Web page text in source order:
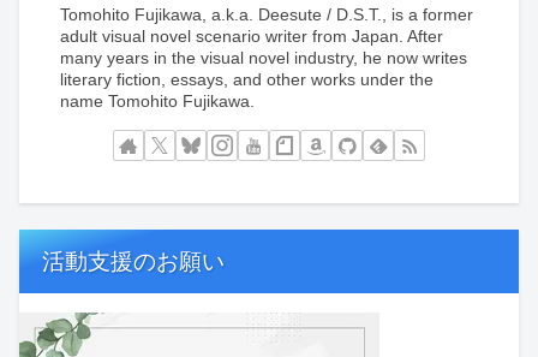
Tomohito Fujikawa, a.k.a. Deesute / D.S.T., is a former
adult visual novel scenario writer from Japan. After
many years in the visual novel industry, he now writes
literary fiction, essays, and other works under the
name Tomohito Fujikawa.
活動支援のお願い